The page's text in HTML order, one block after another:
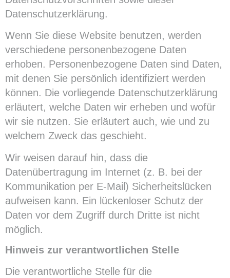
Datenschutzerklärung.
Wenn Sie diese Website benutzen, werden
verschiedene personenbezogene Daten
erhoben. Personenbezogene Daten sind Daten,
mit denen Sie persönlich identifiziert werden
können. Die vorliegende Datenschutzerklärung
erläutert, welche Daten wir erheben und wofür
wir sie nutzen. Sie erläutert auch, wie und zu
welchem Zweck das geschieht.
Wir weisen darauf hin, dass die
Datenübertragung im Internet (z. B. bei der
Kommunikation per E-Mail) Sicherheitslücken
aufweisen kann. Ein lückenloser Schutz der
Daten vor dem Zugriff durch Dritte ist nicht
möglich.
Hinweis zur verantwortlichen Stelle
Die verantwortliche Stelle für die